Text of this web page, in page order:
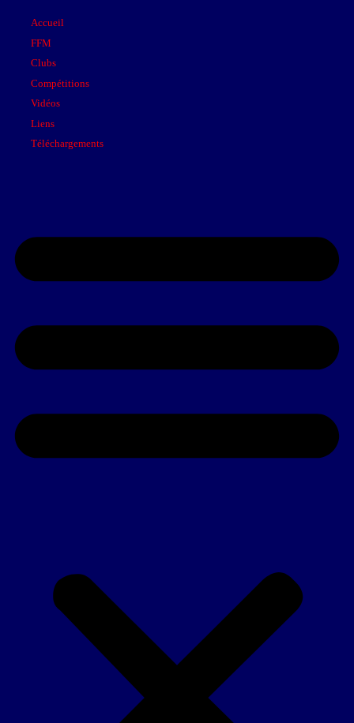
Accueil
FFM
Clubs
Compétitions
Vidéos
Liens
Téléchargements